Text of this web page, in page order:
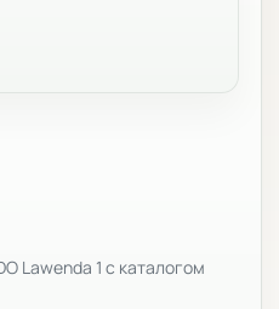
Lawenda 1 с каталогом